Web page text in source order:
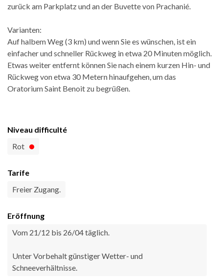
zurück am Parkplatz und an der Buvette von Prachanié.
Varianten:
Auf halbem Weg (3 km) und wenn Sie es wünschen, ist ein
einfacher und schneller Rückweg in etwa 20 Minuten möglich.
Etwas weiter entfernt können Sie nach einem kurzen Hin- und
Rückweg von etwa 30 Metern hinaufgehen, um das
Oratorium Saint Benoit zu begrüßen.
Niveau difficulté
Rot
Tarife
Freier Zugang.
Eröffnung
Vom 21/12 bis 26/04 täglich.
Unter Vorbehalt günstiger Wetter- und
Schneeverhältnisse.